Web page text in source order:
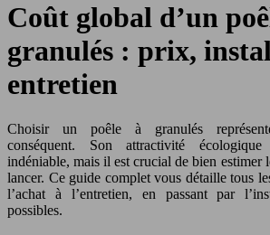
Coût global d’un
granulés : prix,
entretien
Choisir un poêle à granulés
conséquent. Son attractivité
indéniable, mais il est crucial de bien estimer
lancer. Ce guide complet vous détaille tous
l’achat à l’entretien, en passant par
possibles.